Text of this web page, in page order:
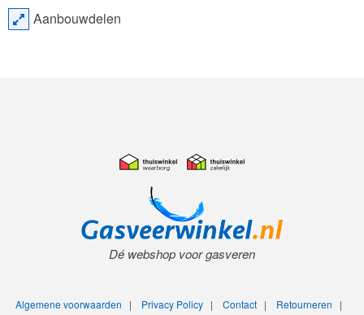
Aanbouwdelen
Dé webshop voor gasveren
Algemene voorwaarden | Privacy Policy| Contact| Retourneren |